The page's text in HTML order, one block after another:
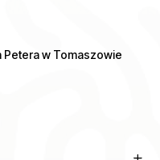
Petera w Tomaszowie